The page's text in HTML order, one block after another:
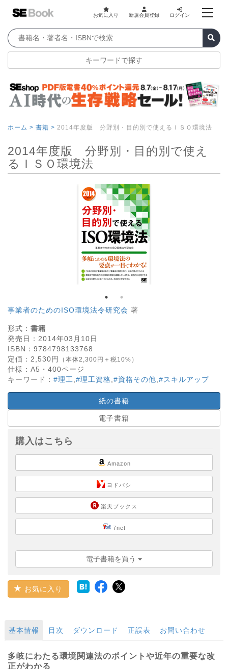
お気に入り 新規会員登録 ログイン
キーワードで探す
ホーム > 書籍 > 2014年度版 分野別・目的別で使えるＩＳＯ環境法
2014年度版 分野別・目的別で使え
るＩＳＯ環境法
事業者のためのISO環境法令研究会 著
形式： 書籍
発売日： 2014年03月10日
ISBN： 9784798133768
定価： 2,530円 （本体2,300円＋税10%）
仕様： A5・ 400ページ
キーワード： #理工 #理工資格 #資格その他 #スキルアップ
紙の書籍
電子書籍
購入はこちら
Amazon
ヨドバシ
楽天ブックス
7net
電子書籍を買う
お気に入り
基本情報 目次 ダウンロード 正誤表 お問い合わせ
多岐にわたる環境関連法のポイントや近年の重要な改
正がわかる